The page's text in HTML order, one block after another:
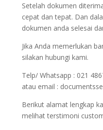
Setelah dokumen
cepat dan tepat. Dan
dokumen anda selesai
Jika Anda memerlukan
silakan hubungi kami.
Telp/ Whatsapp : 021
atau email :
Berikut alamat lengkap
melihat terstimoni